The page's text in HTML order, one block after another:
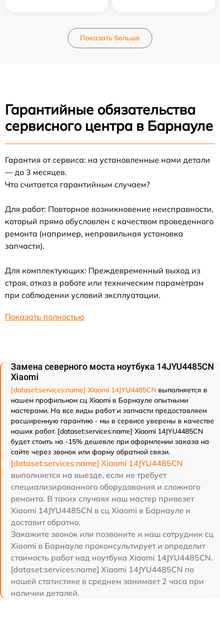
Показать больше
Гарантийные обязательства
сервисного центра в Барнауле
Гарантия от сервиса: на установленные нами детали
— до 3 месяцев.
Что считается гарантийным случаем?
Для работ: Повторное возникновение неисправности,
который прямо обусловлен с качеством проведенного
ремонта (например, неправильная установка
запчасти).
Для комплектующих: Преждевременный выход из
строя, отказ в работе или техническим параметрам
при соблюдении условий эксплуатации.
Показать полностью
Замена северного моста ноутбука 14JYU4485CN
Xiaomi
[dataset:services:name] Xiaomi 14JYU4485CN выполняется в
нашем профильном сц Xiaomi в Барнауле опытными
мастерами. На все виды работ и запчасти предоставляем
расширенную гарантию - мы в сервисе уверены в качестве
наших работ. [dataset:services:name] Xiaomi 14JYU4485CN
будет стоить на -15% дешевле при оформлении заказа на
сайте через звонок или форму обратной связи.
[dataset:services:name] Xiaomi 14JYU4485CN
выполняется на выезде, если не требует
специализированного оборудования и сложного
ремонта. В таких случаях наш мастер привезет
Xiaomi 14JYU4485CN в сц Xiaomi в Барнауле и
доставит обратно.
Закажите звонок или позвоните и наш сотрудник сц
Xiaomi в Барнауле проконсультирует и определит
стоимость работ над ноутбука Xiaomi 14JYU4485CN.
[dataset:services:name] Xiaomi 14JYU4485CN по
нашей статистике в среднем занимает 2 часа при
наличии деталей.